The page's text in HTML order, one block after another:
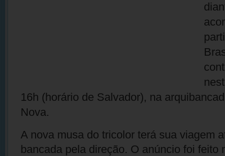
16h (horário de Salvador), na
Nova.
A nova musa do tricolor terá sua viagem
bancada pela direção. O anúncio foi feito